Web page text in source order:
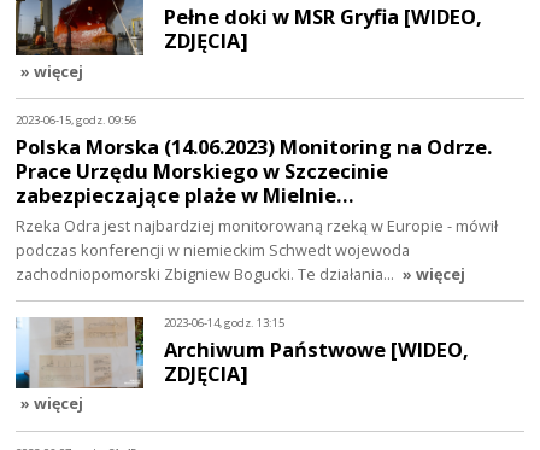
Pełne doki w MSR Gryfia [WIDEO,
ZDJĘCIA]
» więcej
2023-06-15, godz. 09:56
Polska Morska (14.06.2023) Monitoring na Odrze.
Prace Urzędu Morskiego w Szczecinie
zabezpieczające plaże w Mielnie…
Rzeka Odra jest najbardziej monitorowaną rzeką w Europie - mówił
podczas konferencji w niemieckim Schwedt wojewoda
zachodniopomorski Zbigniew Bogucki. Te działania… » więcej
2023-06-14, godz. 13:15
Archiwum Państwowe [WIDEO,
ZDJĘCIA]
» więcej